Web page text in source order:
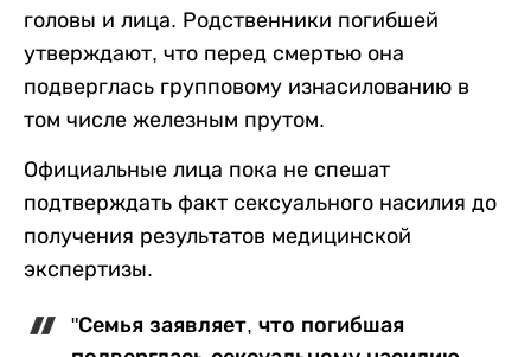
головы и лица. Родственники погибшей
утверждают, что перед смертью она
подверглась групповому изнасилованию в
том числе железным прутом.
Официальные лица пока не спешат
подтверждать факт сексуального насилия до
получения результатов медицинской
экспертизы.
"Семья заявляет, что погибшая